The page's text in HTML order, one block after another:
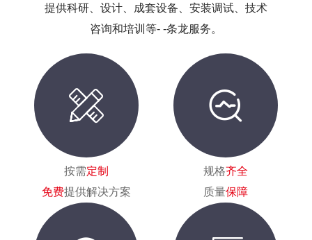
提供科研、设计、成套设备、安装调试、技术
咨询和培训等- -条龙服务。
按需定制
免费提供解决方案
规格齐全
质量保障